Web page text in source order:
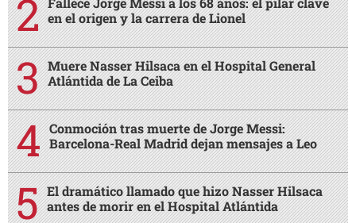
en el origen y la carrera de Lionel
Muere Nasser Hilsaca en el Hospital General
Atlántida de La Ceiba
Conmoción tras muerte de Jorge Messi:
Barcelona-Real Madrid dejan mensajes a Leo
El dramático llamado que hizo Nasser Hilsaca
antes de morir en el Hospital Atlántida